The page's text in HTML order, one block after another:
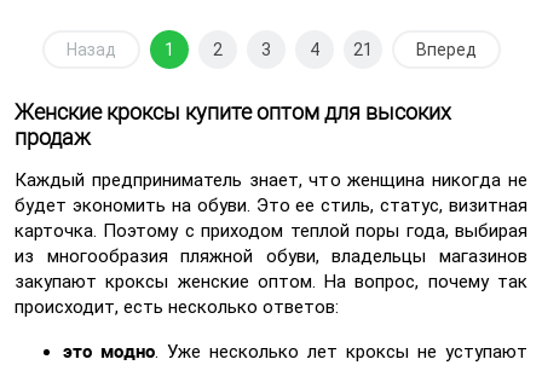
Назад 1 2 3 4 21 Вперед
Женские кроксы купите оптом для высоких
продаж
Каждый предприниматель знает, что женщина никогда не
будет экономить на обуви. Это ее стиль, статус, визитная
карточка. Поэтому с приходом теплой поры года, выбирая
из многообразия пляжной обуви, владельцы магазинов
закупают кроксы женские оптом. На вопрос, почему так
происходит, есть несколько ответов:
это модно. Уже несколько лет кроксы не уступают